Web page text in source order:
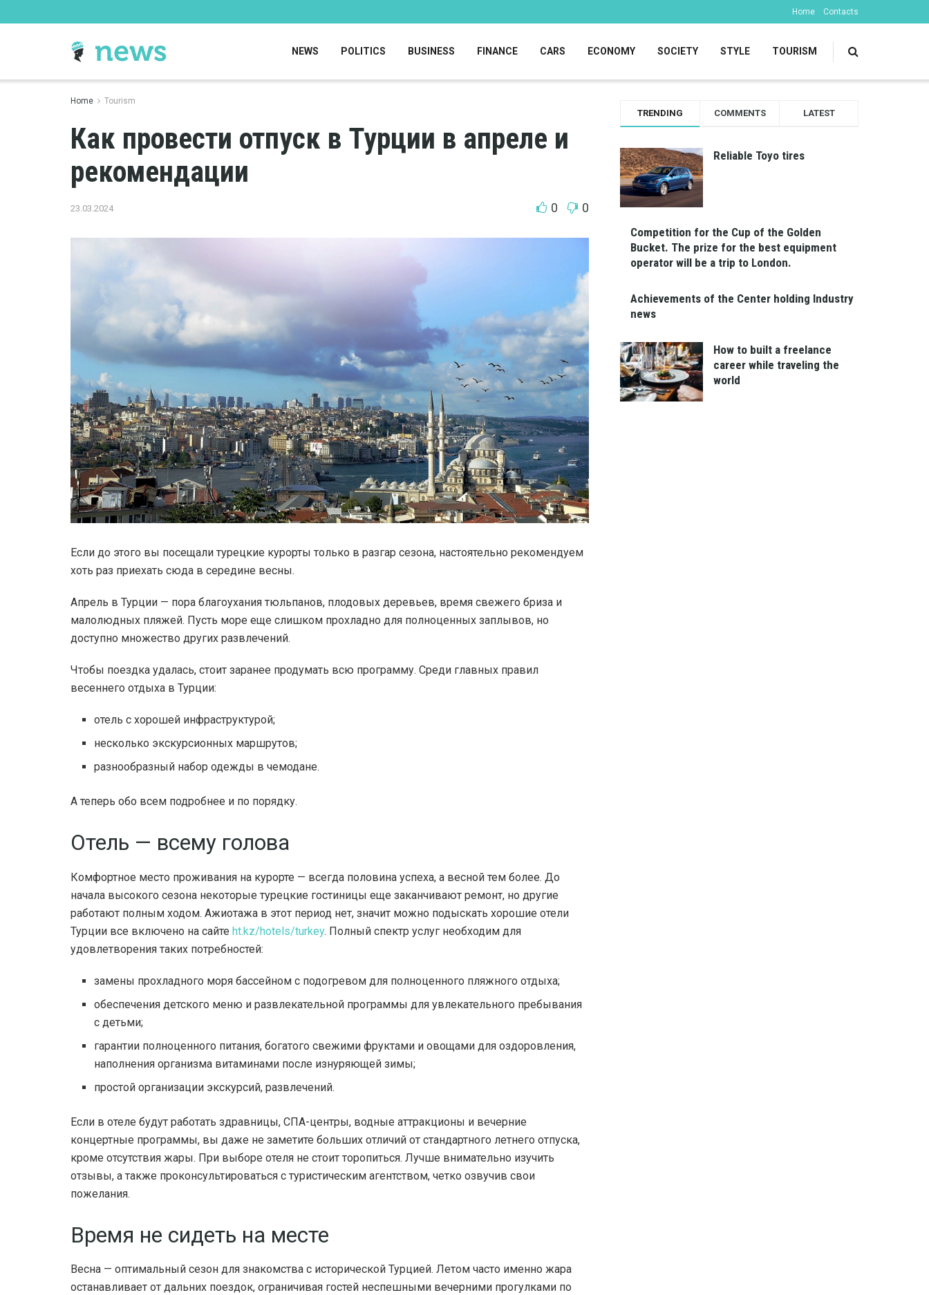
Home Contacts
NEWS POLITICS BUSINESS FINANCE CARS ECONOMY SOCIETY STYLE TOURISM
Home Tourism
Как провести отпуск в Турции в апреле и
рекомендации
23.03.2024 0 0
Если до этого вы посещали турецкие курорты только в разгар сезона, настоятельно рекомендуем
хоть раз приехать сюда в середине весны.
Апрель в Турции — пора благоухания тюльпанов, плодовых деревьев, время свежего бриза и
малолюдных пляжей. Пусть море еще слишком прохладно для полноценных заплывов, но
доступно множество других развлечений.
Чтобы поездка удалась, стоит заранее продумать всю программу. Среди главных правил
весеннего отдыха в Турции:
отель с хорошей инфраструктурой;
несколько экскурсионных маршрутов;
разнообразный набор одежды в чемодане.
А теперь обо всем подробнее и по порядку.
Отель — всему голова
Комфортное место проживания на курорте — всегда половина успеха, а весной тем более. До
начала высокого сезона некоторые турецкие гостиницы еще заканчивают ремонт, но другие
работают полным ходом. Ажиотажа в этот период нет, значит можно подыскать хорошие отели
Турции все включено на сайте ht.kz/hotels/turkey. Полный спектр услуг необходим для
удовлетворения таких потребностей:
замены прохладного моря бассейном с подогревом для полноценного пляжного отдыха;
обеспечения детского меню и развлекательной программы для увлекательного пребывания
с детьми;
гарантии полноценного питания, богатого свежими фруктами и овощами для оздоровления,
наполнения организма витаминами после изнуряющей зимы;
простой организации экскурсий, развлечений.
Если в отеле будут работать здравницы, СПА-центры, водные аттракционы и вечерние
концертные программы, вы даже не заметите больших отличий от стандартного летнего отпуска,
кроме отсутствия жары. При выборе отеля не стоит торопиться. Лучше внимательно изучить
отзывы, а также проконсультироваться с туристическим агентством, четко озвучив свои
пожелания.
Время не сидеть на месте
Весна — оптимальный сезон для знакомства с исторической Турцией. Летом часто именно жара
останавливает от дальних поездок, ограничивая гостей неспешными вечерними прогулками по
TRENDING COMMENTS LATEST
Reliable Toyo tires
Competition for the Cup of the Golden
Bucket. The prize for the best equipment
operator will be a trip to London.
Achievements of the Center holding Industry
news
How to built a freelance
career while traveling the
world